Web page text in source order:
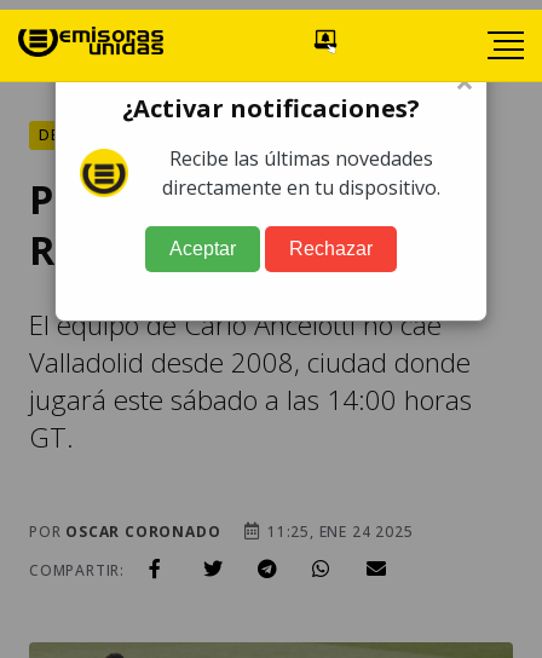
DEPORTES
Previa del Valladolid vs.
Real Madrid por La Liga
El equipo de Carlo Ancelotti no cae
Valladolid desde 2008, ciudad donde
jugará este sábado a las 14:00 horas
GT.
POR OSCAR CORONADO
11:25, ENE 24 2025
COMPARTIR:
×
¿Activar notificaciones?
Recibe las últimas novedades
directamente en tu dispositivo.
Aceptar Rechazar